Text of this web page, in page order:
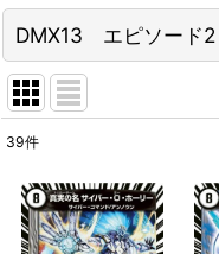
DMX13 エピソード2
並び順:
39件